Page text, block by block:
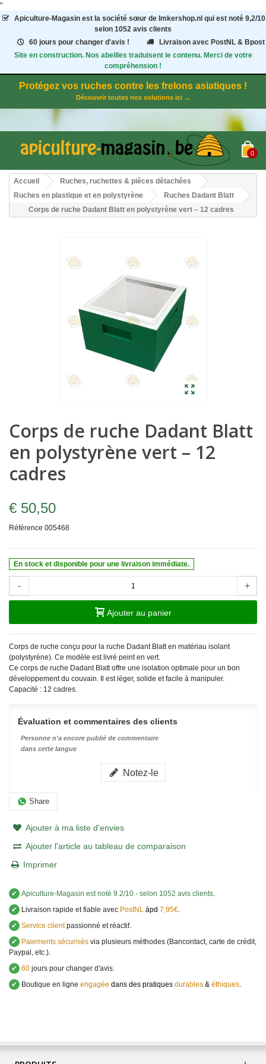
"
Apiculture-Magasinest la société sœur de Imkershop.nl qui est noté 9,2/10
selon 1052 avis clients
60 jours pour changer d'avis !
Livraison avec PostNL & Bpost
Site en construction. Nos abeilles traduisent le contenu. Merci de votre
compréhension !
Protégez vos ruches contre les frelons asiatiques !
Découvrir toutes nos solutions ici →
0
Accueil
Ruches, ruchettes & pièces détachées
Ruches en plastique et en polystyrène
Ruches Dadant Blatt
Corps de ruche Dadant Blatt en polystyrène vert – 12 cadres
Corps de ruche Dadant Blatt
en polystyrène vert – 12
cadres
€ 50,50
Référence 005468
En stock et disponible pour une livraison immédiate.
- +
Ajouter au panier
Corps de ruche conçu pour la ruche Dadant Blatt en matériau isolant
(polystyrène). Ce modèle est livré peint en vert.
Ce corps de ruche Dadant Blatt offre une isolation optimale pour un bon
développement du couvain. Il est léger, solide et facile à manipuler.
Capacité : 12 cadres.
Évaluation et commentaires des clients
Personne n'a encore publié de commentaire
dans cette langue
Notez-le
Share
Ajouter à ma liste d'envies
Ajouter l'article au tableau de comparaison
Imprimer
✔ Apiculture-Magasin est noté 9.2/10 - selon 1052 avis clients.
✔
Livraison rapide et fiable avec PostNL àpd 7,95€.
✔ Service clientpassionné et réactif.
✔
Paiements sécurisés via plusieurs méthodes (Bancontact, carte de crédit,
Paypal, etc.).
✔ 60 jours pour changer d'avis.
✔
Boutique en ligne engagée dans des pratiques durables & éthiques.